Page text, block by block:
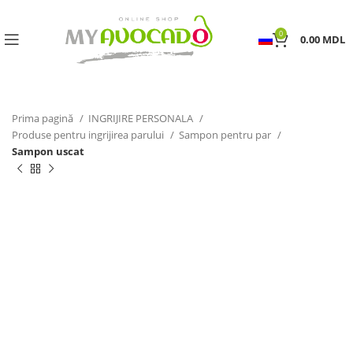
0 0.00 MDL
Prima pagină
INGRIJIRE PERSONALA
Produse pentru ingrijirea parului
Sampon pentru par
Sampon uscat